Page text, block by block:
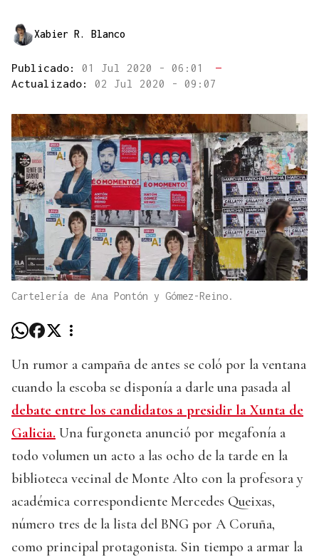
Xabier R. Blanco
Publicado: 01 Jul 2020 - 06:01
—
Actualizado: 02 Jul 2020 - 09:07
Cartelería de Ana Pontón y Gómez-Reino.
Un rumor a campaña de antes se coló por la ventana
cuando la escoba se disponía a darle una pasada al
debate entre los candidatos a presidir la Xunta de
Galicia. Una furgoneta anunció por megafonía a
todo volumen un acto a las ocho de la tarde en la
biblioteca vecinal de Monte Alto con la profesora y
académica correspondiente Mercedes Queixas,
número tres de la lista del BNG por A Coruña,
como principal protagonista. Sin tiempo a armar la